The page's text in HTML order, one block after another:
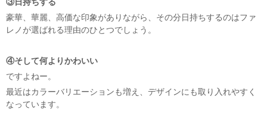
豪華、華麗、高価な印象がありながら、その分日持ちするのはファ
レノが選ばれる理由のひとつでしょう。
④そして何よりかわいい
ですよねー。
最近はカラーバリエーションも増え、デザインにも取り入れやすく
なっています。